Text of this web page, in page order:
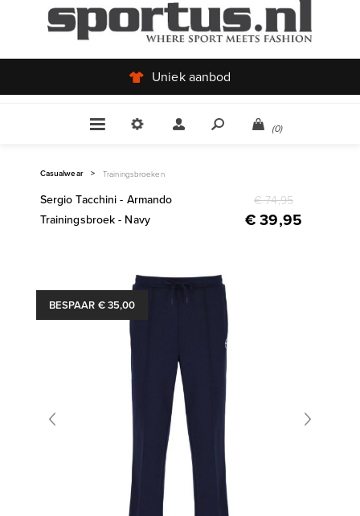
Uniek aanbod
(0)
Casualwear > Trainingsbroeken
Sergio Tacchini - Armando
Trainingsbroek - Navy
€ 74,95
€ 39,95
BESPAAR € 35,00